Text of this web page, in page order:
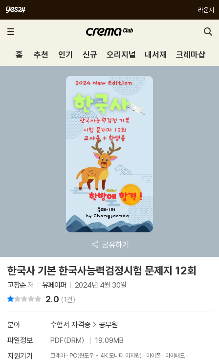
라운지
홈 추천 인기 신규 오리지널 내서재 크레마샵
공유하기
한국사 기본 한국사능력검정시험 문제지 12회
고창순저 유페이퍼 2024년 4월 30일
2.0 (1건)
분야 수험서 자격증 > 공무원
파일정보
PDF(DRM)
19.09MB
지원기기
크레마 PC(윈도우 - 4K 모니터 미지원) 아이폰
아이패드